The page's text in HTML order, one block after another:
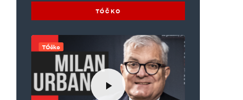
TÓČKO
TÓčko